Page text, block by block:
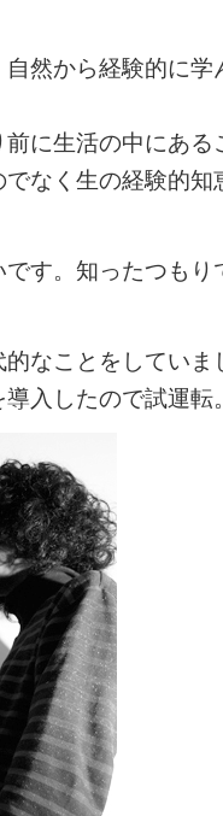
然から経験的に学
に生活の中にある
なく生の経験的知
す。知ったつも
なことをしていま
入したので試運転